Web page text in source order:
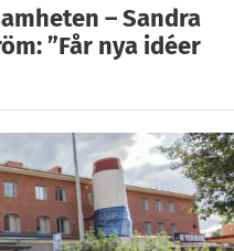
– Sandra
”Får nya idéer